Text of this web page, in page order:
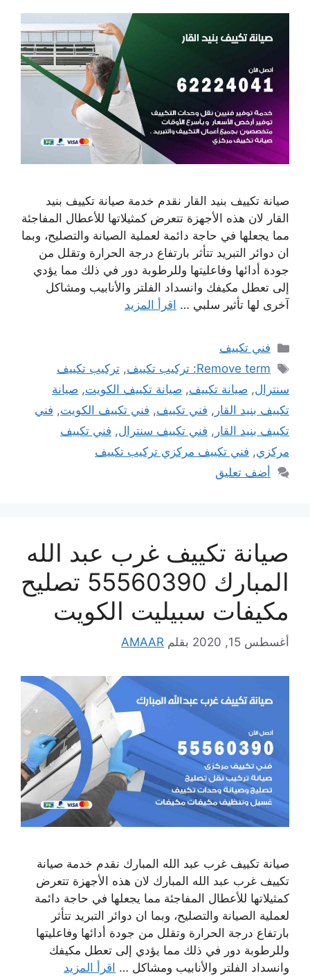
صيانة تكييف بنيد القار نقدم خدمة صيانة تكييف بنيد
القار لان هذه الأجهزة تتعرض كمثيلاتها للأعطال المفاجئة
مما يجعلها في حاجة دائمة لعملية الصيانة والتصليح، وبما
ان دوائر التبريد تتأثر بارتفاع درجة الحرارة وتقلل من
جودة أدائها وفاعليتها وللرطوبة دور في ذلك مما يؤدي
إلى تعطل مكيفك وانسداد الفلتر والأنابيب ومشاكل
آخرى لها تأثير سلبي … اقرأ المزيد
التصنيفات
فني تكييف
الوسوم
Remove term: تركيب تكييف ,تركيب تكييف
سنترال, صيانة تكييف, صيانة تكييف الكويت, صيانة
تكييف بنيد القار , فني تكييف, فني تكييف الكويت, فني
تكييف بنيد القار , فني تكييف سنترال, فني تكييف
مركزي, فني تكييف مركزي تركيب تكييف
أضف تعليق
صيانة تكييف غرب عبد الله
المبارك 55560390 تصليح
مكيفات سبيليت الكويت
أغسطس 15, 2020 بقلم AMAAR
صيانة تكييف غرب عبد الله المبارك نقدم خدمة صيانة
تكييف غرب عبد الله المبارك لان هذه الأجهزة تتعرض
كمثيلاتها للأعطال المفاجئة مما يجعلها في حاجة دائمة
لعملية الصيانة والتصليح، وبما ان دوائر التبريد تتأثر
بارتفاع درجة الحرارة وتقلل من جودة أدائها وفاعليتها
وللرطوبة دور في ذلك مما يؤدي إلى تعطل مكيفك
وانسداد الفلتر والأنابيب ومشاكل … اقرأ المزيد